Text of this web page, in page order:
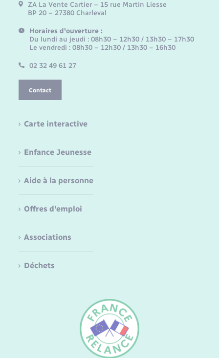
ZA La Vente Cartier – 15 rue Martin Liesse
BP 20 – 27380 Charleval
Horaires d'ouverture :
Du lundi au jeudi : 08h30 – 12h30 / 13h30 – 17h30
Le vendredi : 08h30 – 12h30 / 13h30 – 16h30
02 32 49 61 27
Contact
Carte interactive
Enfance Jeunesse
Aide à la personne
Offres d'emploi
Associations
Déchets